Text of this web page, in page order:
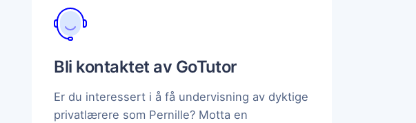
Bli kontaktet av GoTutor
Er du interessert i å få undervisning av dyktige
privatlærere som Pernille? Motta en